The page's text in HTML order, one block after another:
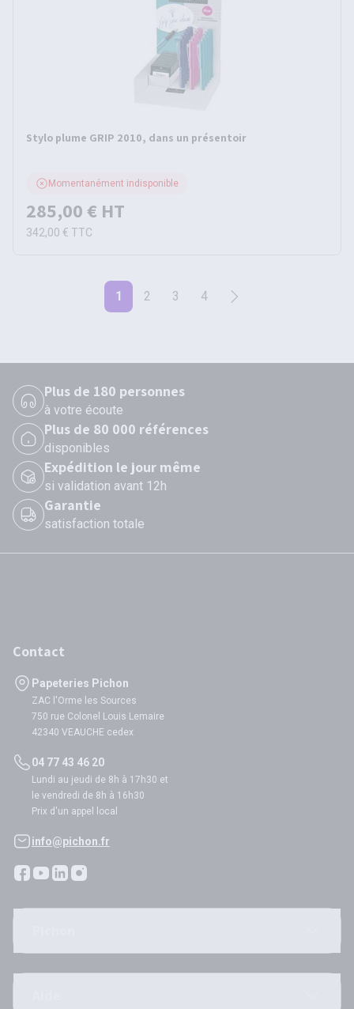
Stylo plume GRIP 2010, dans un présentoir
Momentanément indisponible
285,00 € HT
342,00 € TTC
1 2 3 4
Plus de 180 personnes
à votre écoute
Plus de 80 000 références
disponibles
Expédition le jour même
si validation avant 12h
Garantie
satisfaction totale
Contact
Papeteries Pichon
ZAC l'Orme les Sources
750 rue Colonel Louis Lemaire
42340 VEAUCHE cedex
04 77 43 46 20
Lundi au jeudi de 8h à 17h30 et
le vendredi de 8h à 16h30
Prix d'un appel local
info@pichon.fr